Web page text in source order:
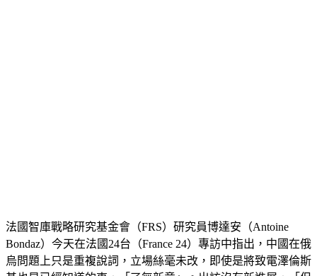
法國智庫戰略研究基金會（FRS）研究員博達安（Antoine
Bondaz）今天在法國24台（France 24）專訪中指出，中國在俄
烏問題上只是重複說詞，立場絲毫未改，即使是將致電澤倫斯